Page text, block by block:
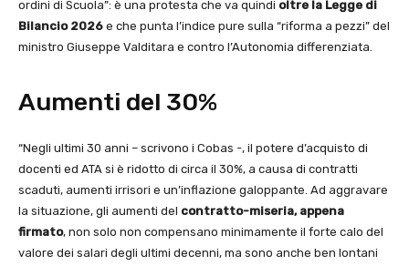
ordini di Scuola”: è una protesta che va quindi oltre la Legge di
Bilancio 2026 e che punta l’indice pure sulla “riforma a pezzi” del
ministro Giuseppe Valditara e contro l’Autonomia differenziata.
Aumenti del 30%
“Negli ultimi 30 anni – scrivono i Cobas -, il potere d’acquisto di
docenti ed ATA si è ridotto di circa il 30%, a causa di contratti
scaduti, aumenti irrisori e un’inflazione galoppante. Ad aggravare
la situazione, gli aumenti del contratto-miseria, appena
firmato, non solo non compensano minimamente il forte calo del
valore dei salari degli ultimi decenni, ma sono anche ben lontani